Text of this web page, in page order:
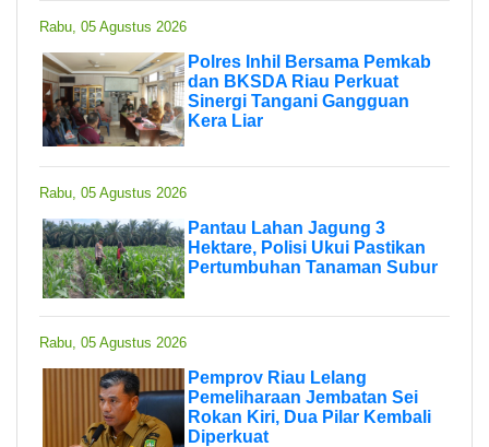
Rabu, 05 Agustus 2026
Polres Inhil Bersama Pemkab
dan BKSDA Riau Perkuat
Sinergi Tangani Gangguan
Kera Liar
Rabu, 05 Agustus 2026
Pantau Lahan Jagung 3
Hektare, Polisi Ukui Pastikan
Pertumbuhan Tanaman Subur
Rabu, 05 Agustus 2026
Pemprov Riau Lelang
Pemeliharaan Jembatan Sei
Rokan Kiri, Dua Pilar Kembali
Diperkuat